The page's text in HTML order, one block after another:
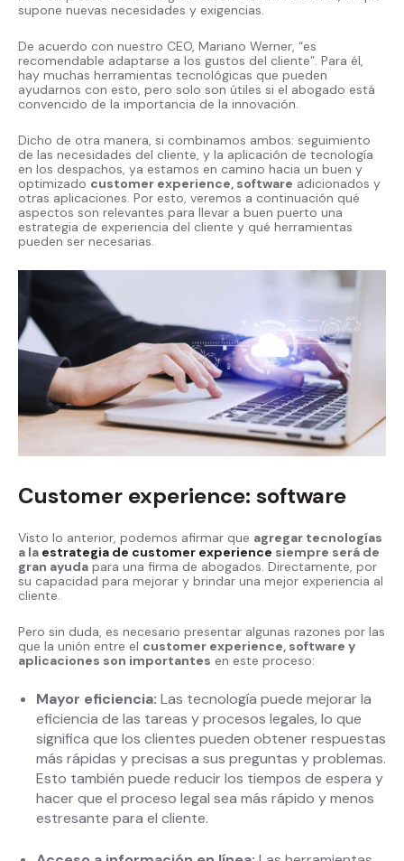
supone nuevas necesidades y exigencias.
De acuerdo con nuestro CEO, Mariano Werner, “es
recomendable adaptarse a los gustos del cliente”. Para él,
hay muchas herramientas tecnológicas que pueden
ayudarnos con esto, pero solo son útiles si el abogado está
convencido de la importancia de la innovación.
Dicho de otra manera, si combinamos ambos: seguimiento
de las necesidades del cliente, y la aplicación de tecnología
en los despachos, ya estamos en camino hacia un buen y
optimizado customer experience, software adicionados y
otras aplicaciones. Por esto, veremos a continuación qué
aspectos son relevantes para llevar a buen puerto una
estrategia de experiencia del cliente y qué herramientas
pueden ser necesarias.
Customer experience: software
Visto lo anterior, podemos afirmar que agregar tecnologías
a la estrategia de customer experience siempre será de
gran ayuda para una firma de abogados. Directamente, por
su capacidad para mejorar y brindar una mejor experiencia al
cliente.
Pero sin duda, es necesario presentar algunas razones por las
que la unión entre el customer experience, software y
aplicaciones son importantes en este proceso:
Mayor eficiencia: Las tecnología puede mejorar la
eficiencia de las tareas y procesos legales, lo que
significa que los clientes pueden obtener respuestas
más rápidas y precisas a sus preguntas y problemas.
Esto también puede reducir los tiempos de espera y
hacer que el proceso legal sea más rápido y menos
estresante para el cliente.